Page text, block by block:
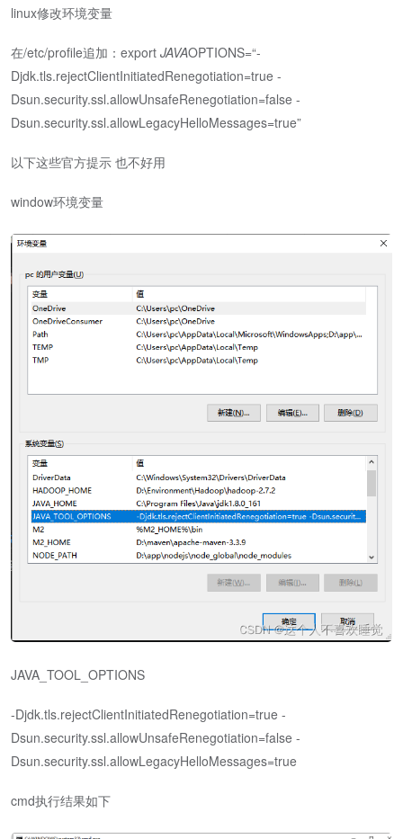
linux修改环境变量
在/etc/profile追加：export JAVAOPTIONS=“-
Djdk.tls.rejectClientInitiatedRenegotiation=true -
Dsun.security.ssl.allowUnsafeRenegotiation=false -
Dsun.security.ssl.allowLegacyHelloMessages=true”
以下这些官方提示 也不好用
window环境变量
JAVA_TOOL_OPTIONS
-Djdk.tls.rejectClientInitiatedRenegotiation=true -
Dsun.security.ssl.allowUnsafeRenegotiation=false -
Dsun.security.ssl.allowLegacyHelloMessages=true
cmd执行结果如下